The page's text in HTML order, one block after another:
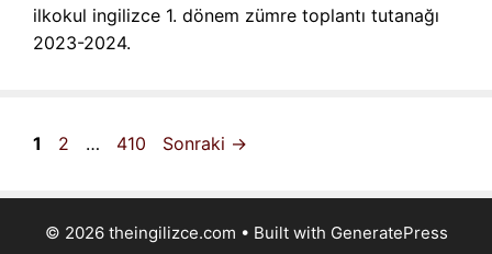
ilkokul ingilizce 1. dönem zümre toplantı tutanağı
2023-2024.
Sayfa
1 Sayfa
2 … Sayfa
410 Sonraki →
© 2026 theingilizce.com • Built with GeneratePress